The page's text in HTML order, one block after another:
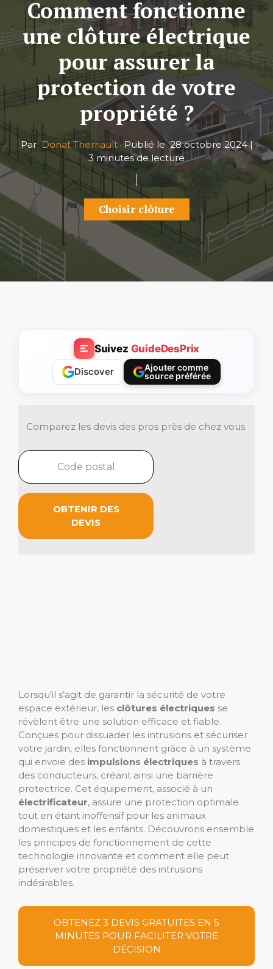
Comment fonctionne
une clôture électrique
pour assurer la
protection de votre
propriété ?
ParDonat Therriault· Publié le28 octobre 2024|
3 minutes de lecture
Choisir clôture
Suivez GuideDesPrix
Discover
Ajouter comme
source préférée
Comparez les devis des pros près de chez vous.
OBTENIR DES
DEVIS
Lorsqu’il s’agit de garantir la sécurité de votre
espace extérieur, les clôtures électriques se
révèlent être une solution efficace et fiable.
Conçues pour dissuader les intrusions et sécuriser
votre jardin, elles fonctionnent grâce à un système
qui envoie des impulsions électriques à travers
des conducteurs, créant ainsi une barrière
protectrice. Cet équipement, associé à un
électrificateur, assure une protection optimale
tout en étant inoffensif pour les animaux
domestiques et les enfants. Découvrons ensemble
les principes de fonctionnement de cette
technologie innovante et comment elle peut
préserver votre propriété des intrusions
indésirables.
OBTENEZ 3 DEVIS GRATUITES EN 5
MINUTES POUR FACILITER VOTRE
DÉCISION